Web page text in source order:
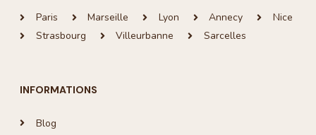
Paris Marseille Lyon Annecy
Nice
Strasbourg
Villeurbanne Sarcelles
INFORMATIONS
Blog